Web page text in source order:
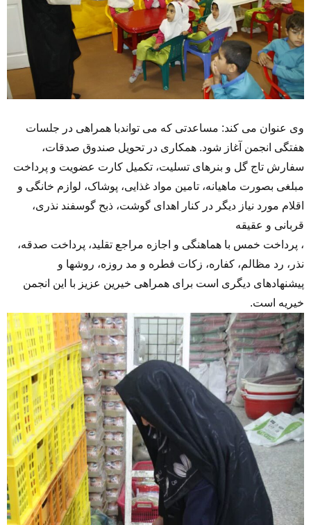
وی عنوان می کند: مساعدتی که می تواندبا همراهی در جلسات
هفتگی انجمن آغاز شود. همکاری در تحویل صندوق صدقات،
سفارش تاج گل و بنرهای تسلیت، تکمیل کارت عضویت و پرداخت
مبلغی بصورت ماهیانه، تامین مواد غذایی، پوشاک، لوازم خانگی و
اقلام مورد نیاز دیگر در کنار اهدای گوشت، ذبح گوسفند نذری،
قربانی و عقیقه
، پرداخت خمس با هماهنگی و اجازه مراجع تقلید، پرداخت صدقه،
نذر، رد مظالم، کفاره، زکات فطره و مد روزه، روشها و
پیشنهادهای دیگری است برای همراهی خیرین عزیز با این انجمن
خیریه است.